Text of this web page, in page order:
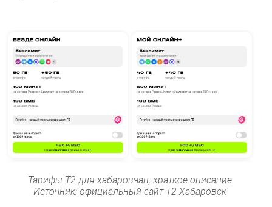
Тарифы Т2 для хабаровчан, краткое описание
Источник: официальный сайт Т2 Хабаровск